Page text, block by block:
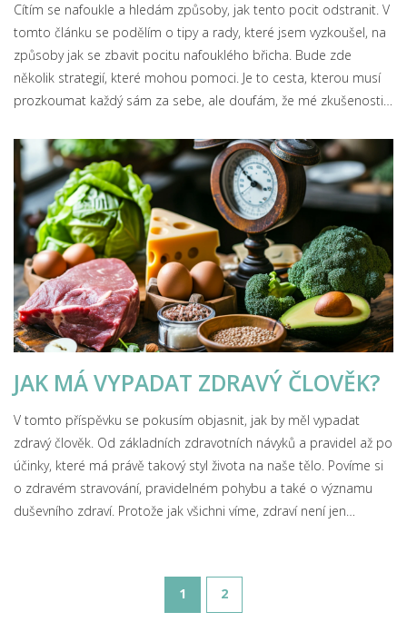
Cítím se nafoukle a hledám způsoby, jak tento pocit odstranit. V
tomto článku se podělím o tipy a rady, které jsem vyzkoušel, na
způsoby jak se zbavit pocitu nafouklého břicha. Bude zde
několik strategií, které mohou pomoci. Je to cesta, kterou musí
prozkoumat každý sám za sebe, ale doufám, že mé zkušenosti
zbavit se tohoto nepříjemného pocitu.
JAK MÁ VYPADAT ZDRAVÝ ČLOVĚK?
V tomto příspěvku se pokusím objasnit, jak by měl vypadat
zdravý člověk. Od základních zdravotních návyků a pravidel až po
účinky, které má právě takový styl života na naše tělo. Povíme si
o zdravém stravování, pravidelném pohybu a také o významu
duševního zdraví. Protože jak všichni víme, zdraví není jen
1 2